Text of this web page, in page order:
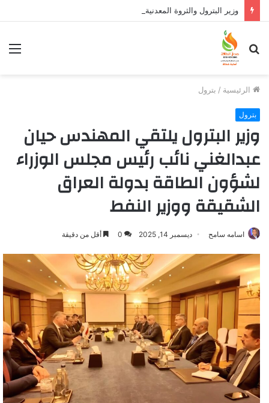
بحث
عن
الرئيسية / بترول
بترول
وزير البترول يلتقي المهندس حيان
عبدالغني نائب رئيس مجلس الوزراء
لشؤون الطاقة بدولة العراق
الشقيقة ووزير النفط
اسامه سامح ديسمبر 14, 2025 0 أقل من دقيقة